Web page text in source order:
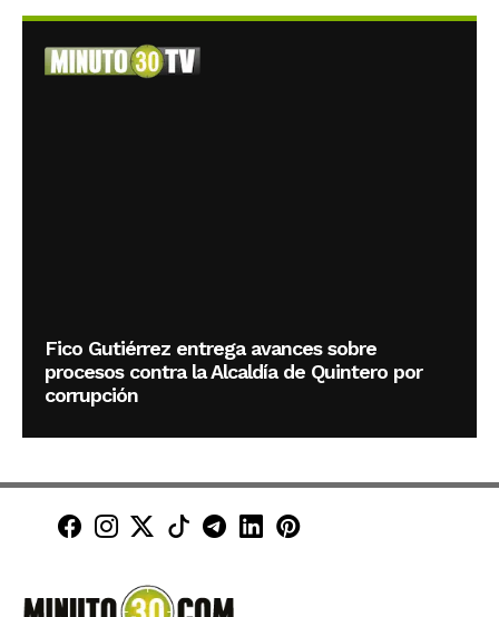
Fico Gutiérrez entrega avances sobre
procesos contra la Alcaldía de Quintero por
corrupción
Minuto30 en Facebook
Minuto30 en Instagram
Minuto30 en X (Twitter)
Minuto30 en TikTok
Canal de Minuto30 en
Minuto30 en LinkedIn
Minuto30 en